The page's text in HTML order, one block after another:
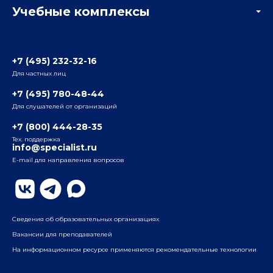
Учебные комплексы
Радио
ул. Радио, д.24, корпус 1, 2-й подъезд, 2-й этаж
ул. Воронцовская, д. 35Б, корп.2, 5-й этаж
Бауманский
ул. Бауманская, д. 6, стр. 2, бизнес-центр «Виктория
Плаза», 4-й этаж
Информация о центре
+7 (495) 232-32-16
Для частных лиц
+7 (495) 780-48-44
Для слушателей от организаций
+7 (800) 444-28-35
Тех. поддержка
info@specialist.ru
E-mail для направления вопросов
Сведения об образовательных организациях
Вакансии для преподавателей
На информационном ресурсе применяются рекомендательные технологии